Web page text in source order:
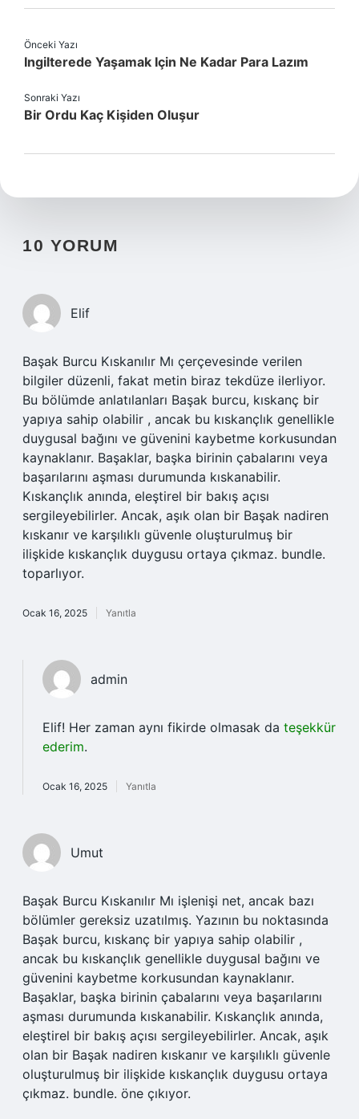
Önceki Yazı
Ingilterede Yaşamak Için Ne Kadar Para Lazım
Sonraki Yazı
Bir Ordu Kaç Kişiden Oluşur
10 YORUM
Elif
Başak Burcu Kıskanılır Mı çerçevesinde verilen
bilgiler düzenli, fakat metin biraz tekdüze ilerliyor.
Bu bölümde anlatılanları Başak burcu, kıskanç bir
yapıya sahip olabilir , ancak bu kıskançlık genellikle
duygusal bağını ve güvenini kaybetme korkusundan
kaynaklanır. Başaklar, başka birinin çabalarını veya
başarılarını aşması durumunda kıskanabilir.
Kıskançlık anında, eleştirel bir bakış açısı
sergileyebilirler. Ancak, aşık olan bir Başak nadiren
kıskanır ve karşılıklı güvenle oluşturulmuş bir
ilişkide kıskançlık duygusu ortaya çıkmaz. bundle.
toparlıyor.
Ocak 16, 2025 Yanıtla
admin
Elif! Her zaman aynı fikirde olmasak da teşekkür
ederim.
Ocak 16, 2025 Yanıtla
Umut
Başak Burcu Kıskanılır Mı işlenişi net, ancak bazı
bölümler gereksiz uzatılmış. Yazının bu noktasında
Başak burcu, kıskanç bir yapıya sahip olabilir ,
ancak bu kıskançlık genellikle duygusal bağını ve
güvenini kaybetme korkusundan kaynaklanır.
Başaklar, başka birinin çabalarını veya başarılarını
aşması durumunda kıskanabilir. Kıskançlık anında,
eleştirel bir bakış açısı sergileyebilirler. Ancak, aşık
olan bir Başak nadiren kıskanır ve karşılıklı güvenle
oluşturulmuş bir ilişkide kıskançlık duygusu ortaya
çıkmaz. bundle. öne çıkıyor.